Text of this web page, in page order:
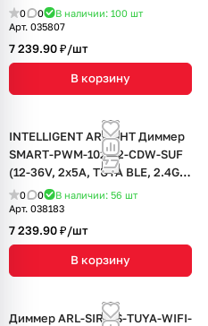
0 0 В наличии: 100 шт
Арт. 035807
7 239.90 ₽/шт
В корзину
INTELLIGENT ARLIGHT Диммер
SMART-PWM-102-72-CDW-SUF
(12-36V, 2x5A, TUYA BLE, 2.4G)
(IARL, Контроллер)
0 0 В наличии: 56 шт
Арт. 038183
7 239.90 ₽/шт
В корзину
Диммер ARL-SIRIUS-TUYA-WIFI-